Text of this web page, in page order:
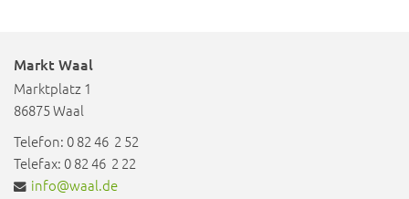
Markt Waal
Marktplatz 1
86875 Waal
Telefon: 0 82 46 2 52
Telefax: 0 82 46 2 22
info@waal.de